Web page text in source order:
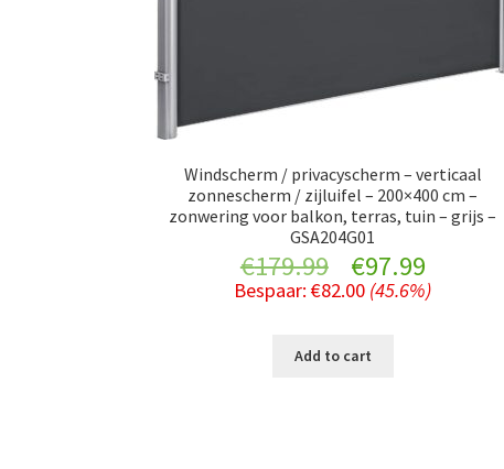
Windscherm / privacyscherm – verticaal
zonnescherm / zijluifel – 200×400 cm –
zonwering voor balkon, terras, tuin – grijs –
GSA204G01
€179.99
Original
price
was:
€97.99Current
price
Bespaar:€82.00 (45.6%)
Add to cart